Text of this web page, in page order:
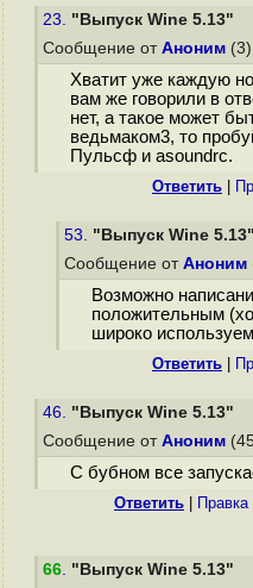
23. "Выпуск Wine 5.13"
Сообщение от Аноним
Хватит уже каждую
вам же говорили в
нет, а такое может
ведьмаком3, то
Пульсф и asoundrc.
Ответить
53. "Выпуск Wine 5.13"
Сообщение от Аноним
Возможно
положительным
широко
Ответить
46. "Выпуск Wine 5.13"
Сообщение от Аноним
С бубном все
Ответить Правка|
66. "Выпуск Wine 5.13"